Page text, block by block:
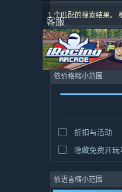
客服
1 个匹配的搜索结果。
依价格缩小范围
折扣与活动
隐藏免费开玩
依语言缩小范围